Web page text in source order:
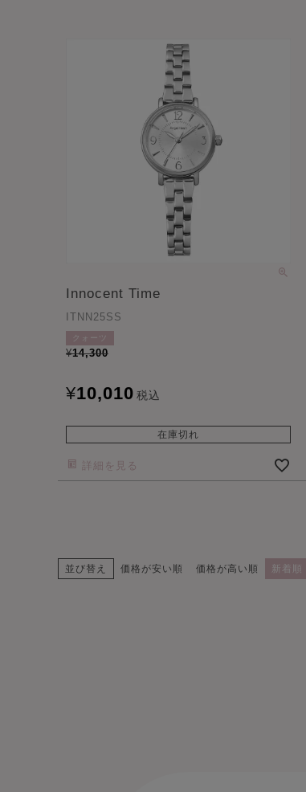
Innocent Time
ITNN25SS
クォーツ
¥14,300
¥10,010 税込
在庫切れ
詳細を見る
並び替え 価格が安い順 価格が高い順 新着順